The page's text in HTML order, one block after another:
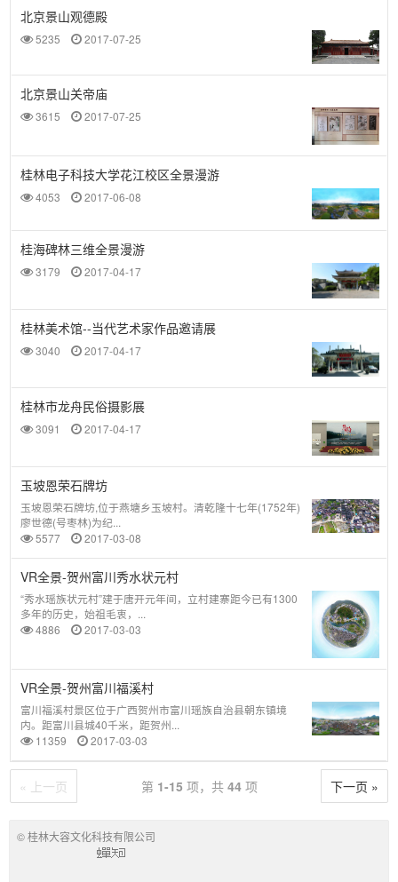
北京景山观德殿
5235 2017-07-25
北京景山关帝庙
3615 2017-07-25
桂林电子科技大学花江校区全景漫游
4053 2017-06-08
桂海碑林三维全景漫游
3179 2017-04-17
桂林美术馆--当代艺术家作品邀请展
3040 2017-04-17
桂林市龙舟民俗摄影展
3091 2017-04-17
玉坡恩荣石牌坊
玉坡恩荣石牌坊,位于燕塘乡玉坡村。清乾隆十七年(1752年)
廖世德(号枣林)为纪...
5577
2017-03-08
VR全景-贺州富川秀水状元村
“秀水瑶族状元村”建于唐开元年间，立村建寨距今已有1300
多年的历史，始祖毛衷，...
4886
2017-03-03
VR全景-贺州富川福溪村
富川福溪村景区位于广西贺州市富川瑶族自治县朝东镇境
内。距富川县城40千米，距贺州...
11359
2017-03-03
« 上一页 第 1-15 项，共 44项 下一页 »
© 桂林大容文化科技有限公司